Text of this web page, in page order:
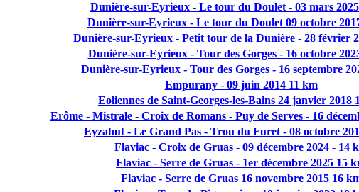
Dunière-sur-Eyrieux - Le tour du Doulet - 03 mars
Dunière-sur-Eyrieux - Le tour du Doulet 09 octobre
Dunière-sur-Eyrieux - Petit tour de la Dunière - 28 février
Dunière-sur-Eyrieux - Tour des Gorges - 16 octobre
Dunière-sur-Eyrieux - Tour des Gorges - 16 septembre
Empurany - 09 juin 2014 11 km
Eoliennes de Saint-Georges-les-Bains 24 janvier 2018
Erôme - Mistrale - Croix de Romans - Puy de Serves - 16
Eyzahut - Le Grand Pas - Trou du Furet - 08 octobre
Flaviac - Croix de Gruas - 09 décembre 2024 - 14
Flaviac - Serre de Gruas - 1er décembre 2025 15
Flaviac - Serre de Gruas 16 novembre 2015 16